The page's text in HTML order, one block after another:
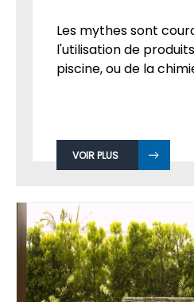
Les mythes sont
l'utilisation de
piscine, ou de la
VOIR PLUS